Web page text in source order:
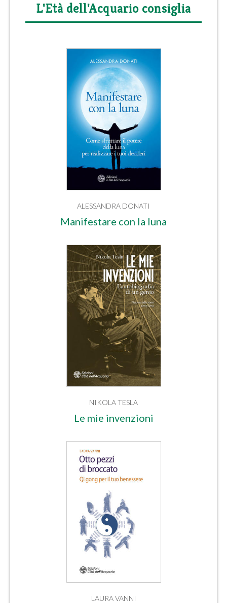
L'Età dell'Acquario consiglia
ALESSANDRA DONATI
Manifestare con la luna
NIKOLA TESLA
Le mie invenzioni
LAURA VANNI